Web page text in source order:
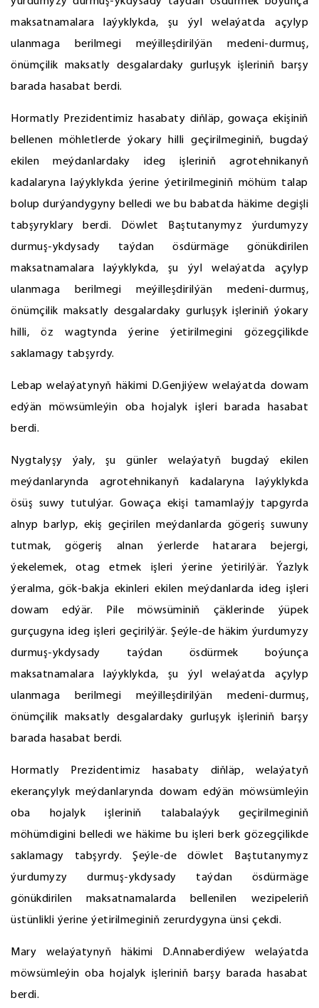
maksatnamalara laýyklykda, şu ýyl welaýatda açylyp
ulanmaga berilmegi meýilleşdirilýän medeni-durmuş,
önümçilik maksatly desgalardaky gurluşyk işleriniň barşy
barada hasabat berdi.
Hormatly Prezidentimiz hasabaty diňläp, gowaça ekişiniň
bellenen möhletlerde ýokary hilli geçirilmeginiň, bugdaý
ekilen meýdanlardaky ideg işleriniň agrotehnikanyň
kadalaryna laýyklykda ýerine ýetirilmeginiň möhüm talap
bolup durýandygyny belledi we bu babatda häkime degişli
tabşyryklary berdi. Döwlet Baştutanymyz ýurdumyzy
durmuş-ykdysady taýdan ösdürmäge gönükdirilen
maksatnamalara laýyklykda, şu ýyl welaýatda açylyp
ulanmaga berilmegi meýilleşdirilýän medeni-durmuş,
önümçilik maksatly desgalardaky gurluşyk işleriniň ýokary
hilli, öz wagtynda ýerine ýetirilmegini gözegçilikde
saklamagy tabşyrdy.
Lebap welaýatynyň häkimi D.Genjiýew welaýatda dowam
edýän möwsümleýin oba hojalyk işleri barada hasabat
berdi.
Nygtalyşy ýaly, şu günler welaýatyň bugdaý ekilen
meýdanlarynda agrotehnikanyň kadalaryna laýyklykda
ösüş suwy tutulýar. Gowaça ekişi tamamlaýjy tapgyrda
alnyp barlyp, ekiş geçirilen meýdanlarda gögeriş suwuny
tutmak, gögeriş alnan ýerlerde hatarara bejergi,
ýekelemek, otag etmek işleri ýerine ýetirilýär. Ýazlyk
ýeralma, gök-bakja ekinleri ekilen meýdanlarda ideg işleri
dowam edýär. Pile möwsüminiň çäklerinde ýüpek
gurçugyna ideg işleri geçirilýär. Şeýle-de häkim ýurdumyzy
durmuş-ykdysady taýdan ösdürmek boýunça
maksatnamalara laýyklykda, şu ýyl welaýatda açylyp
ulanmaga berilmegi meýilleşdirilýän medeni-durmuş,
önümçilik maksatly desgalardaky gurluşyk işleriniň barşy
barada hasabat berdi.
Hormatly Prezidentimiz hasabaty diňläp, welaýatyň
ekerançylyk meýdanlarynda dowam edýän möwsümleýin
oba hojalyk işleriniň talabalaýyk geçirilmeginiň
möhümdigini belledi we häkime bu işleri berk gözegçilikde
saklamagy tabşyrdy. Şeýle-de döwlet Baştutanymyz
ýurdumyzy durmuş-ykdysady taýdan ösdürmäge
gönükdirilen maksatnamalarda bellenilen wezipeleriň
üstünlikli ýerine ýetirilmeginiň zerurdygyna ünsi çekdi.
Mary welaýatynyň häkimi D.Annaberdiýew welaýatda
möwsümleýin oba hojalyk işleriniň barşy barada hasabat
berdi.